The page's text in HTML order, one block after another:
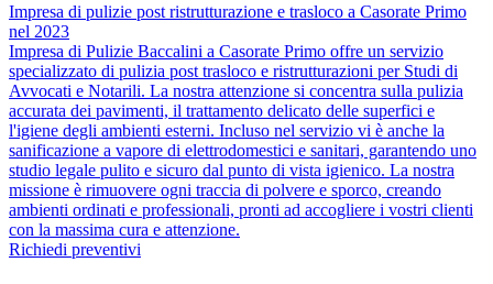
Impresa di pulizie post ristrutturazione e trasloco a Casorate Primo
nel 2023
Impresa di Pulizie Baccalini a Casorate Primo offre un servizio
specializzato di pulizia post trasloco e ristrutturazioni per Studi di
Avvocati e Notarili. La nostra attenzione si concentra sulla pulizia
accurata dei pavimenti, il trattamento delicato delle superfici e
l'igiene degli ambienti esterni. Incluso nel servizio vi è anche la
sanificazione a vapore di elettrodomestici e sanitari, garantendo uno
studio legale pulito e sicuro dal punto di vista igienico. La nostra
missione è rimuovere ogni traccia di polvere e sporco, creando
ambienti ordinati e professionali, pronti ad accogliere i vostri clienti
con la massima cura e attenzione.
Richiedi preventivi